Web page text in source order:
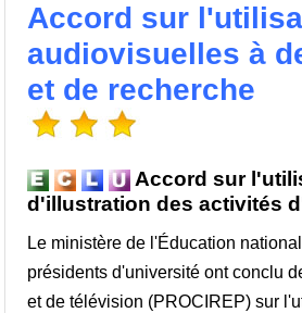
Accord sur
audiovisuelles à
et de recherche
Accord sur
d'illustration des activités
Le ministère de l'Éducation
présidents d'université ont conclu
et de télévision (PROCIREP) sur